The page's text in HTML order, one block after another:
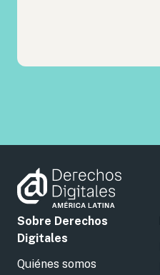
Sobre Derechos
Digitales
Quiénes somos